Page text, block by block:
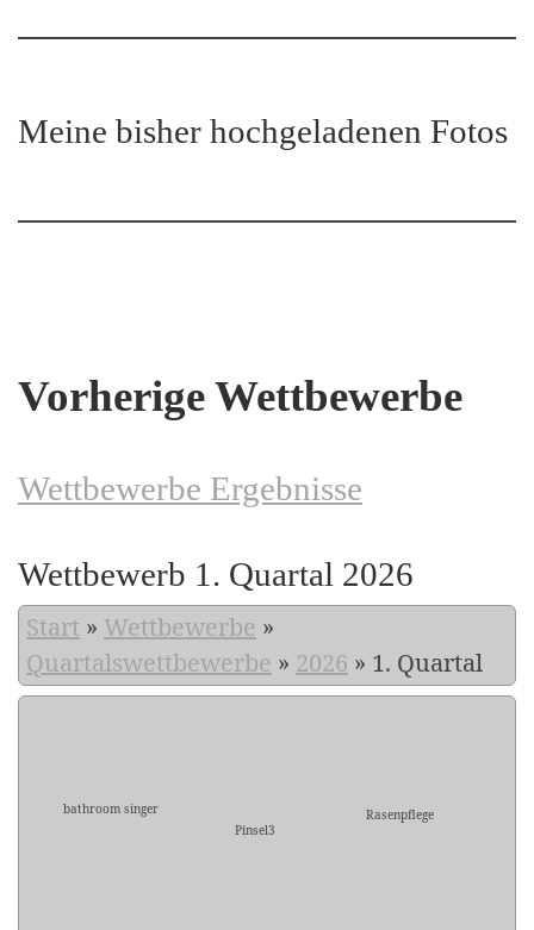
Meine bisher hochgeladenen Fotos
Vorherige Wettbewerbe
Wettbewerbe Ergebnisse
Wettbewerb 1. Quartal 2026
Start » Wettbewerbe »
Quartalswettbewerbe » 2026 » 1. Quartal
bathroom singer
Pinsel3
Rasenpflege